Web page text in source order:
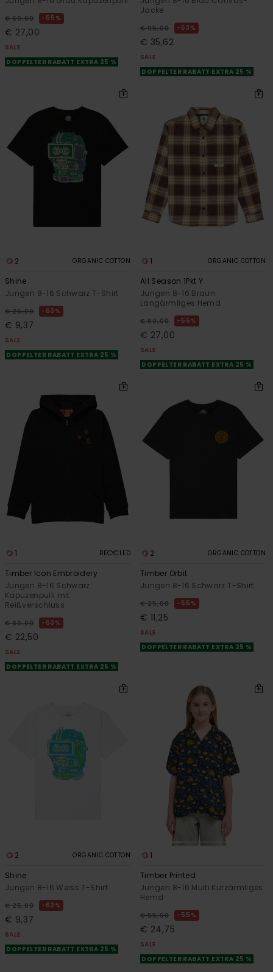
€ 60,00 55%
€ 27,00
SALE
DOPPELTER RABATT EXTRA 25 %
Jacke
€ 95,00 63%
€ 35,62
SALE
DOPPELTER RABATT EXTRA 25 %
2 ORGANIC COTTON
Shine
Jungen 8-16 Schwarz T-Shirt
€ 25,00 63%
€ 9,37
SALE
DOPPELTER RABATT EXTRA 25 %
1 ORGANIC COTTON
All Season 1Pkt Y
Jungen 8-16 Braun
Langärmliges Hemd
€ 60,00 55%
€ 27,00
SALE
DOPPELTER RABATT EXTRA 25 %
1 RECYCLED
Timber Icon Embroidery
Jungen 8-16 Schwarz
Kapuzenpulli mit
Reißverschluss
€ 60,00 63%
€ 22,50
SALE
DOPPELTER RABATT EXTRA 25 %
2 ORGANIC COTTON
Timber Orbit
Jungen 8-16 Schwarz T-Shirt
€ 25,00 55%
€ 11,25
SALE
DOPPELTER RABATT EXTRA 25 %
2 ORGANIC COTTON
Shine
Jungen 8-16 Weiss T-Shirt
€ 25,00 63%
€ 9,37
SALE
DOPPELTER RABATT EXTRA 25 %
1
Timber Printed
Jungen 8-16 Multi Kurzärmliges
Hemd
€ 55,00 55%
€ 24,75
SALE
DOPPELTER RABATT EXTRA 25 %